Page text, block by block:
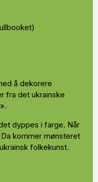
å dekorere
fra det ukrainske
dyppes i farge. Når
kommer mønsteret
folkekunst.